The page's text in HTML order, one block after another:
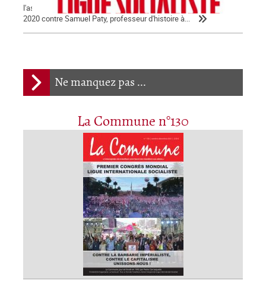
Ne manquez pas ...
La Commune n°130
l'assassinat barbare qui a été commis le vendredi 16 octobre
2020 contre Samuel Paty, professeur d'histoire à...